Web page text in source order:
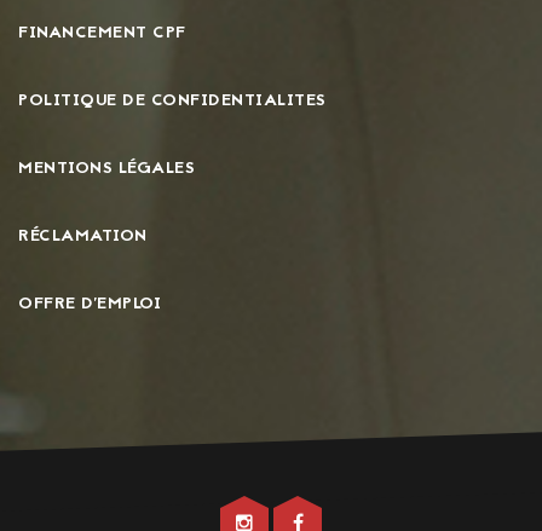
FINANCEMENT CPF
POLITIQUE DE CONFIDENTIALITES
MENTIONS LÉGALES
RÉCLAMATION
OFFRE D'EMPLOI